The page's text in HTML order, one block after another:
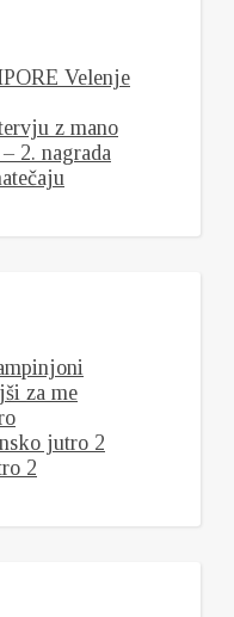
Velenje
z mano
2. nagrada
za me
jutro 2
2